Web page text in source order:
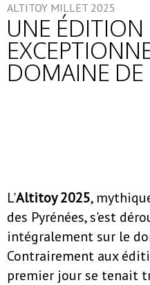
ALTITOY MILLET 2025
UNE ÉDITION
DOMAINE DE
L'Altitoy 2025,
des Pyrénées, s'est
intégralement sur le
Contrairement aux
premier jour se tenait